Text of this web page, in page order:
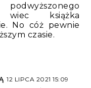
książka
No cóż pewnie
czasie.
12 LIPCA 2021 15:09